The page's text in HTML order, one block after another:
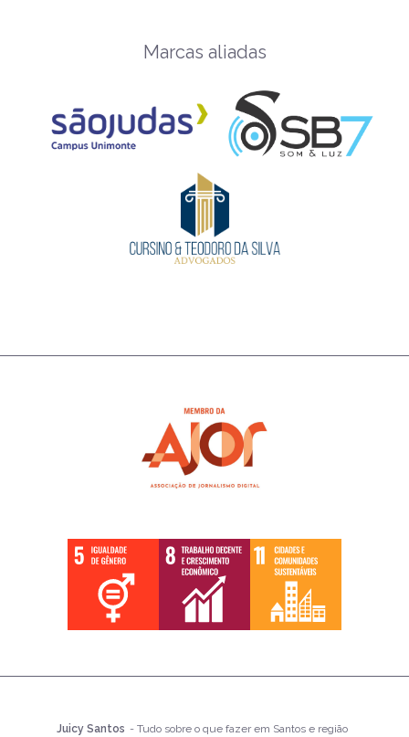
Marcas aliadas
Juicy Santos - Tudo sobre o que fazer em Santos e região